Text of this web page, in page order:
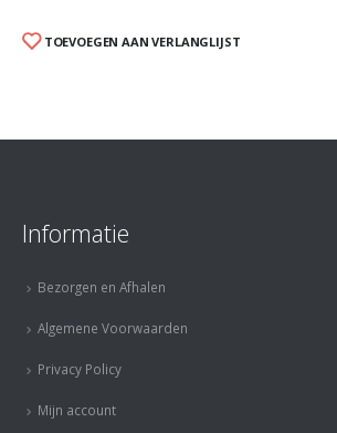
TOEVOEGEN AAN VERLANGLIJST
Informatie
Bezorgen en Afhalen
Algemene Voorwaarden
Privacy Policy
Mijn account